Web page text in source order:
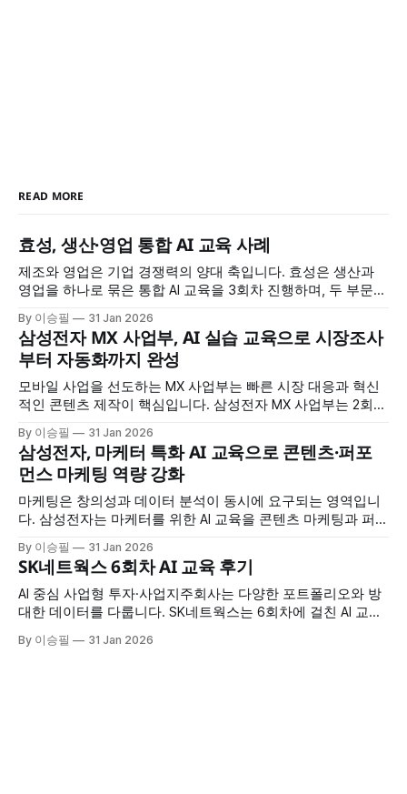
READ MORE
효성, 생산·영업 통합 AI 교육 사례
제조와 영업은 기업 경쟁력의 양대 축입니다. 효성은 생산과
영업을 하나로 묶은 통합 AI 교육을 3회차 진행하며, 두 부문이
색부터 데이터 분석, 보고서 작성, 맞춤형 AI 도구 제작까지, 실
무 전 과정을 AI로 혁신하는 방법을 배웠습니다. 교육 개요 * 교
By 이승필 31 Jan 2026
삼성전자 MX 사업부, AI 실습 교육으로 시장조사
부터 자동화까지 완성
모바일 사업을 선도하는 MX 사업부는 빠른 시장 대응과 혁신
적인 콘텐츠 제작이 핵심입니다. 삼성전자 MX 사업부는 2회차
성, 업무 자동화까지 AI를 전방위로 활용하는 방법을 습득했습
니다. 교육 개요 * 교육 대상: 삼성전자 MX 사업부 * 교육 횟수:
2회차 * 교육 시간: 회차당 7시간 * 교육 특징: 시장조사·멀티
미디어
By 이승필 31 Jan 2026
삼성전자, 마케터 특화 AI 교육으로 콘텐츠·퍼포
먼스 마케팅 역량 강화
마케팅은 창의성과 데이터 분석이 동시에 요구되는 영역입니
다. 삼성전자는 마케터를 위한 AI 교육을 콘텐츠 마케팅과 퍼포
용법을 집중적으로 훈련했습니다. 교육 개요 * 교육 대상: 삼성
전자 마케터 * 교육 구성: 총 4회차 (콘텐츠 마케팅 2회 + 퍼포
먼스 마케팅 2회) * 교육 시간: 회차당 7시간 * 교육 특징: 마케
팅 직무
By 이승필 31 Jan 2026
SK네트웍스 6회차 AI 교육 후기
AI 중심 사업형 투자·사업지주회사는 다양한 포트폴리오와 방
대한 데이터를 다룹니다. SK네트웍스는 6회차에 걸친 AI 교육
미지 제작까지 실무 전반에 AI를 적용하는 방법을 습득했습니
By 이승필 31 Jan 2026